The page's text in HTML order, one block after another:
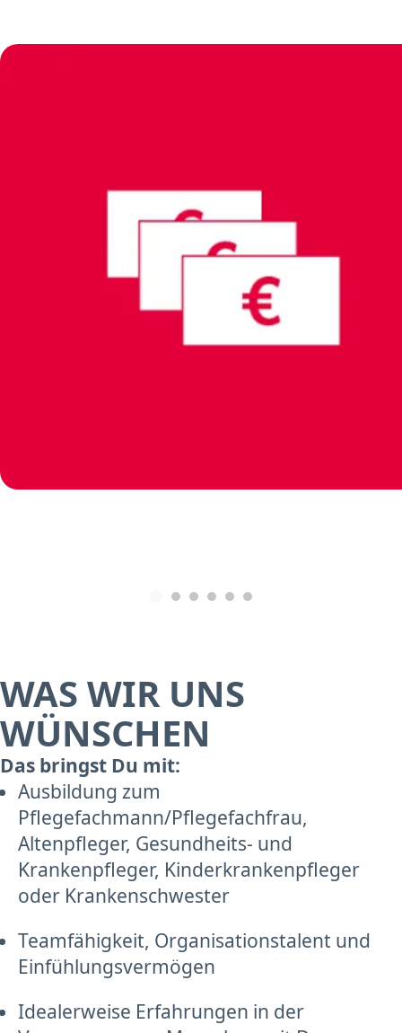
WAS WIR UNS
WÜNSCHEN
Das bringst Du mit:
Ausbildung zum
Pflegefachmann/Pflegefachfrau,
Altenpfleger, Gesundheits- und
Krankenpfleger, Kinderkrankenpfleger
oder Krankenschwester
Teamfähigkeit, Organisationstalent und
Einfühlungsvermögen
Idealerweise Erfahrungen in der